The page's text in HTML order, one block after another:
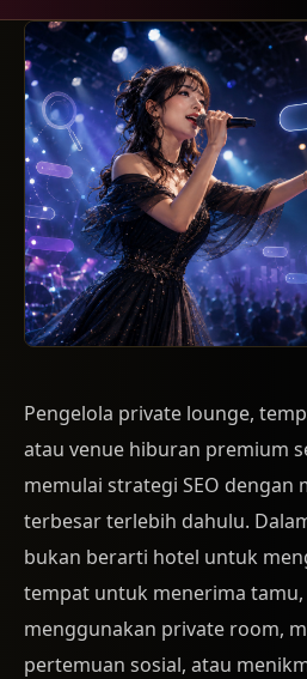
Pengelola private lounge,
atau venue hiburan premium
memulai strategi SEO dengan
terbesar terlebih dahulu.
bukan berarti hotel untuk
tempat untuk menerima
menggunakan private room,
pertemuan sosial, atau